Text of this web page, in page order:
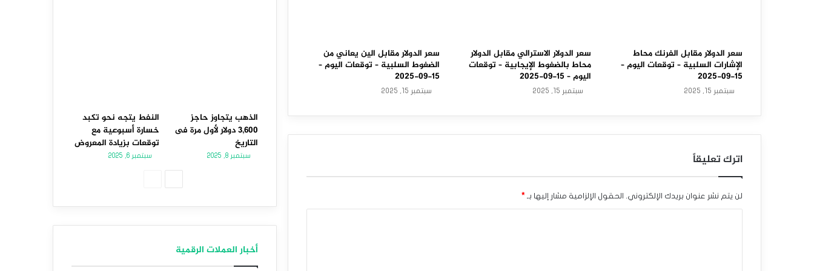
ا
ل
د
و
ل
ا
ر
ا
سعر الدولار مقابل الفرنك محاط
الإشارات السلبية – توقعات اليوم –
15-09-2025
سبتمبر 15, 2025
سعر الدولار الاسترالي مقابل الدولار
محاط بالضغوط الإيجابية – توقعات
اليوم – 15-09-2025
سبتمبر 15, 2025
سعر الدولار مقابل الين يعاني من
الضغوط السلبية – توقعات اليوم –
15-09-2025
سبتمبر 15, 2025
اترك تعليقاً
لن يتم نشر عنوان بريدك الإلكتروني. الحقول الإلزامية مشار إليها بـ *
الذهب يتجاوز حاجز
3,600 دولار لأول مرة فى
التاريخ
سبتمبر 8, 2025
النفط يتجه نحو تكبد
خسارة أسبوعية مع
توقعات بزيادة المعروض
سبتمبر 6, 2025
أخبار العملات الرقمية